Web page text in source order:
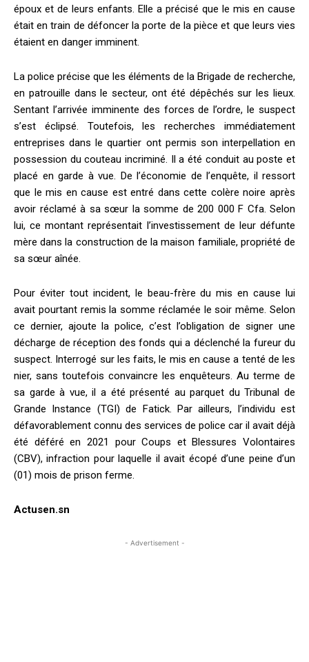
époux et de leurs enfants. Elle a précisé que le mis en cause
était en train de défoncer la porte de la pièce et que leurs vies
étaient en danger imminent.
La police précise que les éléments de la Brigade de recherche,
en patrouille dans le secteur, ont été dépêchés sur les lieux.
Sentant l’arrivée imminente des forces de l’ordre, le suspect
s’est éclipsé. Toutefois, les recherches immédiatement
entreprises dans le quartier ont permis son interpellation en
possession du couteau incriminé. Il a été conduit au poste et
placé en garde à vue. De l’économie de l’enquête, il ressort
que le mis en cause est entré dans cette colère noire après
avoir réclamé à sa sœur la somme de 200 000 F Cfa. Selon
lui, ce montant représentait l’investissement de leur défunte
mère dans la construction de la maison familiale, propriété de
sa sœur aînée.
Pour éviter tout incident, le beau-frère du mis en cause lui
avait pourtant remis la somme réclamée le soir même. Selon
ce dernier, ajoute la police, c’est l’obligation de signer une
décharge de réception des fonds qui a déclenché la fureur du
suspect. Interrogé sur les faits, le mis en cause a tenté de les
nier, sans toutefois convaincre les enquêteurs. Au terme de
sa garde à vue, il a été présenté au parquet du Tribunal de
Grande Instance (TGI) de Fatick. Par ailleurs, l’individu est
défavorablement connu des services de police car il avait déjà
été déféré en 2021 pour Coups et Blessures Volontaires
(CBV), infraction pour laquelle il avait écopé d’une peine d’un
(01) mois de prison ferme.
Actusen.sn
- Advertisement -